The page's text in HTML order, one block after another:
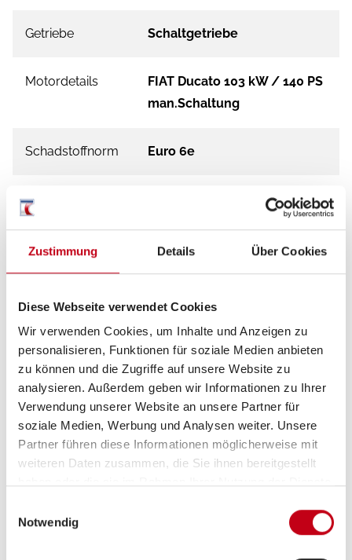
Zustimmung Details Über Cookies
Diese Webseite verwendet Cookies
Wir verwenden Cookies, um Inhalte und Anzeigen zu
personalisieren, Funktionen für soziale Medien anbieten
zu können und die Zugriffe auf unsere Website zu
analysieren. Außerdem geben wir Informationen zu Ihrer
Verwendung unserer Website an unsere Partner für
soziale Medien, Werbung und Analysen weiter. Unsere
Partner führen diese Informationen möglicherweise mit
weiteren Daten zusammen, die Sie ihnen bereitgestellt
Notwendig
Getriebe Schaltgetriebe
Motordetails
FIAT Ducato 103 kW / 140 PS
man.Schaltung
Schadstoffnorm Euro 6e
Umweltplakette
Ausstattung
Grundrissbeschreibung